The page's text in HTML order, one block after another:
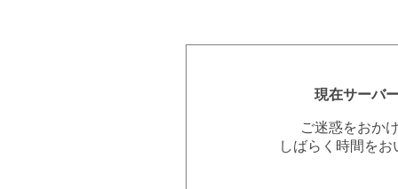
現在サーバ
ご迷惑をおか
しばらく時間を